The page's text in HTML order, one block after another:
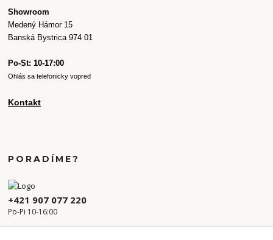
Showroom
Medený Hámor 15
Banská Bystrica 974 01
Po-St: 10-17:00
Ohlás sa telefonicky vopred
Kontakt
PORADÍME?
+421 907 077 220
Po-Pi 10-16:00